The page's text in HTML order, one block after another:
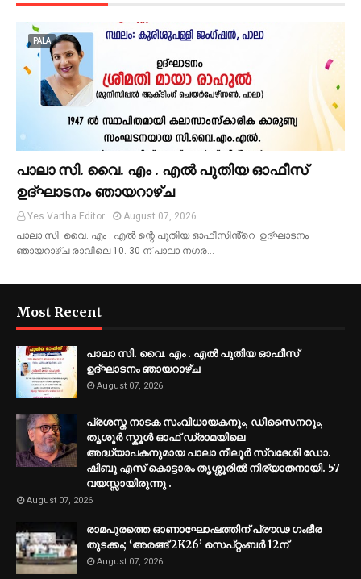
PALA
പാലാ സി. വൈ. എം . എൽ പുതിയ ഓഫീസ്
ഉദ്ഘാടനം ഞായറാഴ്ച
Yes Vartha Editor
August 07, 2026
പാലാ സി. വൈ. എം . എൽ ന്റെ പുതിയ ഓഫീസിൻ്റെ ഉദ്ഘാടനം
ഞായറാഴ്ച രാവിലെ 10. 30 ന് പാലാ നഗര…
Most Recent
പാലാ സി. വൈ. എം . എൽ പുതിയ ഓഫീസ്
ഉദ്ഘാടനം ഞായറാഴ്ച
August 07, 2026
പ്രശസ്ത നാടക സംവിധായകനും, ഡിസൈനറും,
തൃശൂർ സ്കൂൾ ഓഫ് ഡ്രാമയിലെ
അദ്ധ്യാപകനുമായ പാലാ നീലൂർ സ്വദേശി ഡോ.
ഷിബു എസ് കൊട്ടാരം തൃശ്ശൂരിൽ നിര്യാതനായി. 57
വയസ്സായിരുന്നു .
August 07, 2026
രാമപുരത്തെ ഓണാഘോഷത്തിന് പ്രൗഢ ഗംഭീര
തുടക്കം; ‘അരങ്ങ് 2K26’ സെപ്റ്റംബർ 12ന്
August 07, 2026